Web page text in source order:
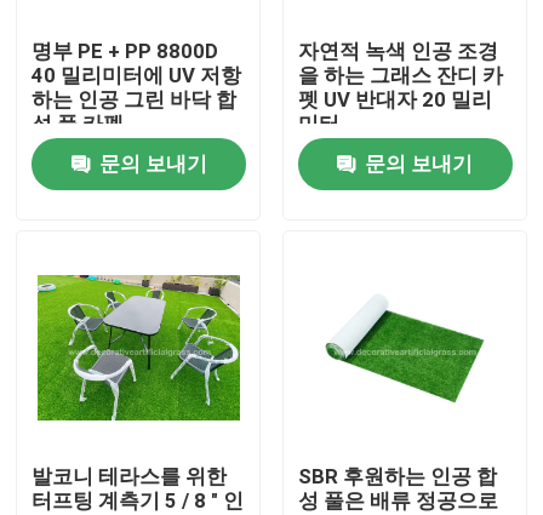
공장 견학
품질 관리
문의하기
소식
케이스
조회를 요청하다
장식적 인공 먹이풀
명부 PE + PP 8800D
40 밀리미터에 UV 저항
하는 인공 그린 바닥 합
성 풀 카펫
문의 보내기
자연적 녹색 인공 조경
을 하는 그래스 잔디 카
펫 UV 반대자 20 밀리
미터
문의 보내기
발코니 테라스를 위한
터프팅 계측기 5 / 8 " 인
SBR 후원하는 인공 합
성 풀은 배류 정공으로